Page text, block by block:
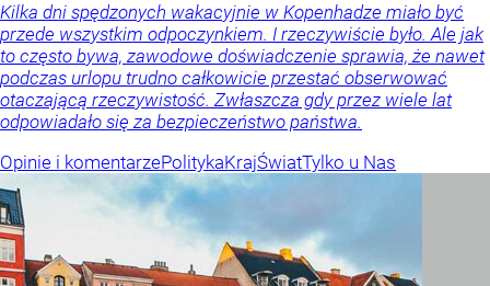
Kilka dni spędzonych wakacyjnie w Kopenhadze miało być
przede wszystkim odpoczynkiem. I rzeczywiście było. Ale jak
to często bywa, zawodowe doświadczenie sprawia, że nawet
podczas urlopu trudno całkowicie przestać obserwować
otaczającą rzeczywistość. Zwłaszcza gdy przez wiele lat
odpowiadało się za bezpieczeństwo państwa.
Opinie i komentarzePolitykaKrajŚwiatTylko u Nas